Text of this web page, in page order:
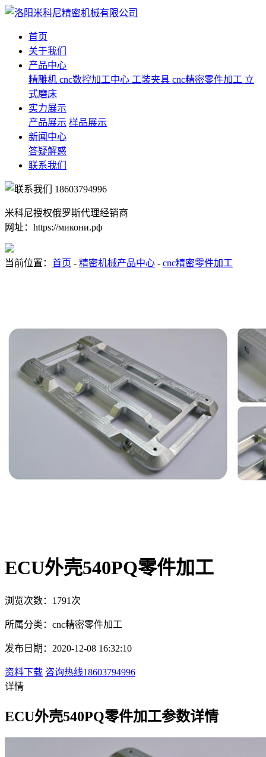
首页
关于我们
产品中心
精雕机 cnc数控加工中心 工装夹具 cnc精密零件加工 立
式磨床
实力展示
产品展示 样品展示
新闻中心
答疑解惑
联系我们
18603794996
米科尼授权俄罗斯代理经销商
网址：https://микони.рф
当前位置： 首页 - 精密机械产品中心 - cnc精密零件加工
ECU外壳540PQ零件加工
浏览次数：1791次
所属分类：cnc精密零件加工
发布日期：2020-12-08 16:32:10
资料下载 咨询热线18603794996
详情
ECU外壳540PQ零件加工参数详情